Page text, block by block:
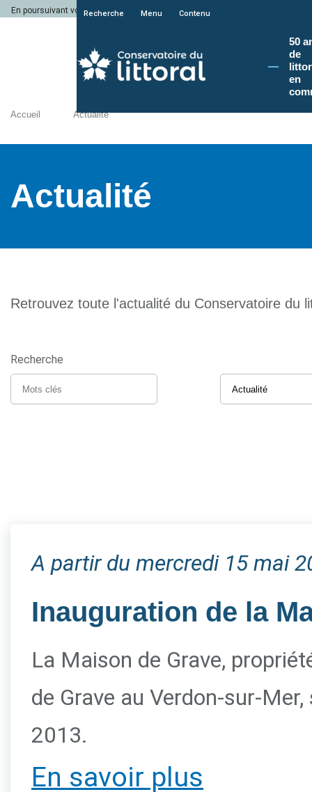
En poursuivant votre navigation sur le site du Conservatoire du littoral, vous
Recherche Menu Contenu
50
de
en
Accueil Actualité
Actualité
Retrouvez toute l'actualité du Conservatoire du
Recherche
A partir du mercredi 15 mai
Inauguration de la
La Maison de Grave,
de Grave au Verdon-sur-
2013.
En savoir plus